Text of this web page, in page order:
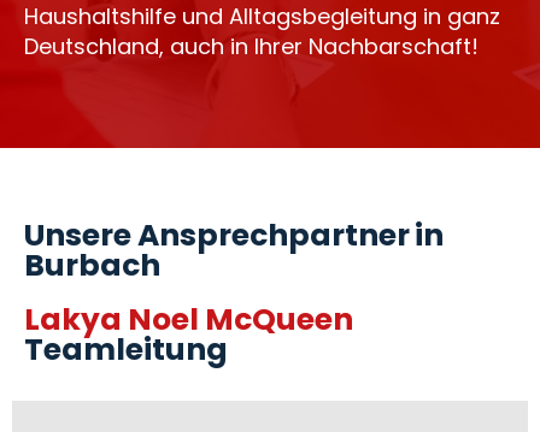
Haushaltshilfe und Alltagsbegleitung in ganz
Deutschland, auch in Ihrer Nachbarschaft!
Unsere Ansprechpartner in
Burbach
Lakya Noel McQueen
Teamleitung